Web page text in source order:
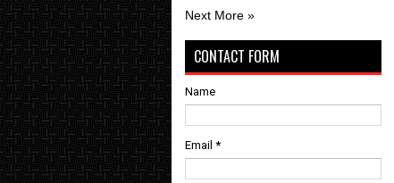
Next More »
CONTACT FORM
Name
Email *